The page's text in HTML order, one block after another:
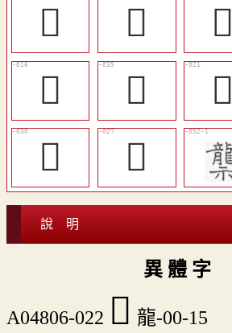
󷄕
󷄄 󷄑
󷄃
󷄔 󷄈
󷄐
󷄎
說 明
異 體 字
A04806-022 󷄉 龍-00-15